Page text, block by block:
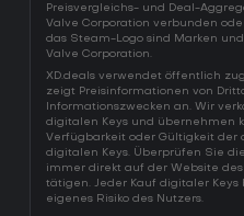
Preisvergleichs- und Deal-
Valve Corporation verbunden
das Steam-Logo sind Marken
Valve Corporation.
XD.deals verwendet öffentlich
zeigt Preisinformationen von
Informationszwecken an. Wir
digitalen Keys und übernehmen
Verfügbarkeit oder Gültigkeit der
digitalen Keys. Überprüfen Sie
immer direkt auf der Website
tätigen. Jeder Kauf digitaler
eigenes Risiko des Nutzers.